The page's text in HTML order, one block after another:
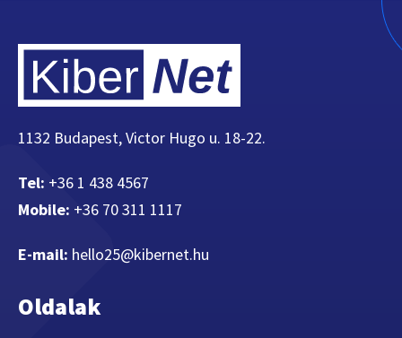
1132 Budapest, Victor Hugo u. 18-22.
Tel: +36 1 438 4567
Mobile: +36 70 311 1117
E-mail: hello25@kibernet.hu
Oldalak